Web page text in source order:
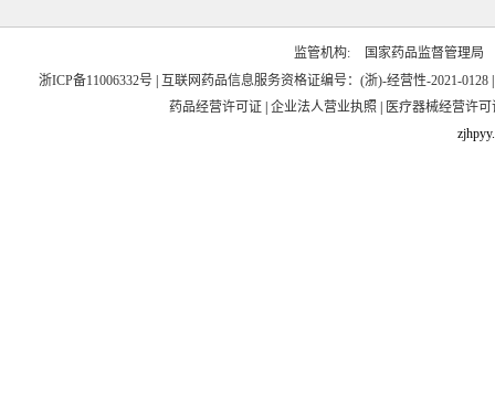
监管机构:
国家药品监督管理局
浙ICP备11006332号
互联网药品信息服务资格证编号：(浙)-经营性-2021-0128
药品经营许可证
企业法人营业执照
医疗器械经营许可